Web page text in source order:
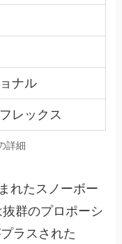
ナル
レックス
詳細
れたスノーボー
群のプロポーシ
ラスされた